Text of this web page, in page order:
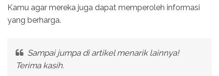
Kamu agar mereka juga dapat memperoleh informasi
yang berharga.
Sampai jumpa di artikel menarik lainnya!
Terima kasih.